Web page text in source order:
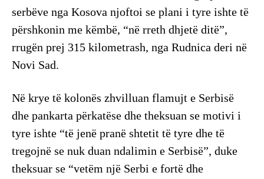
serbëve nga Kosova njoftoi se plani i tyre ishte të
përshkonin me këmbë, “në rreth dhjetë ditë”,
rrugën prej 315 kilometrash, nga Rudnica deri në
Novi Sad.
Në krye të kolonës zhvilluan flamujt e Serbisë
dhe pankarta përkatëse dhe theksuan se motivi i
tyre ishte “të jenë pranë shtetit të tyre dhe të
tregojnë se nuk duan ndalimin e Serbisë”, duke
theksuar se “vetëm një Serbi e fortë dhe